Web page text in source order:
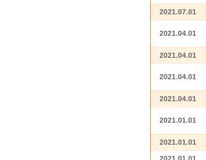
2021.07.01
2021.04.01
2021.04.01
2021.04.01
2021.04.01
2021.01.01
2021.01.01
2021.01.01